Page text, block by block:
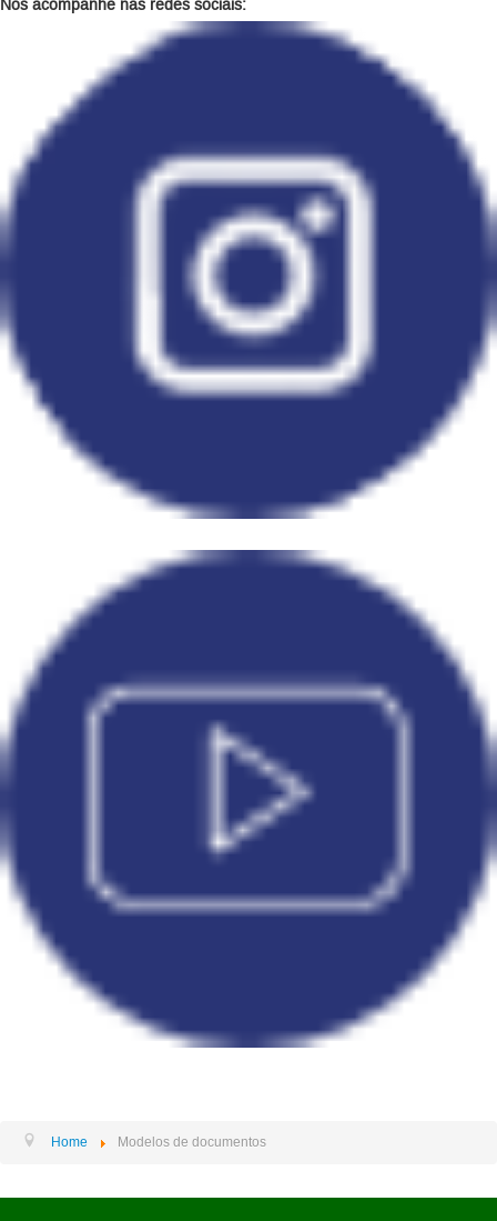
Nos acompanhe nas redes sociais:
Home Modelos de documentos